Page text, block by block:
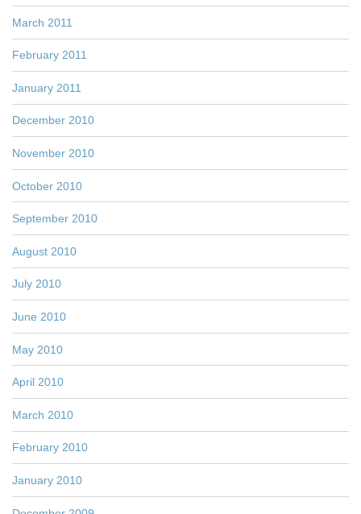
March 2011
February 2011
January 2011
December 2010
November 2010
October 2010
September 2010
August 2010
July 2010
June 2010
May 2010
April 2010
March 2010
February 2010
January 2010